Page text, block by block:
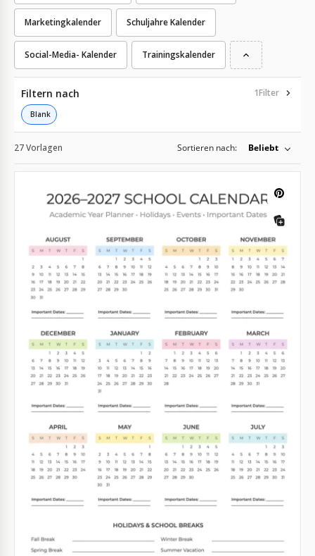
Marketingkalender Schuljahre Kalender
Social-Media- Kalender Trainingskalender
Filtern nach 1Filter
Blank
27 Vorlagen Sortieren nach: Beliebt